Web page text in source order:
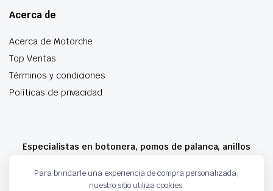
Acerca de
Acerca de Motorche
Top Ventas
Términos y condiciones
Políticas de privacidad
Especialistas en botonera, pomos de palanca, anillos
Para brindarle una experiencia de compra personalizada,
nuestro sitio utiliza cookies.